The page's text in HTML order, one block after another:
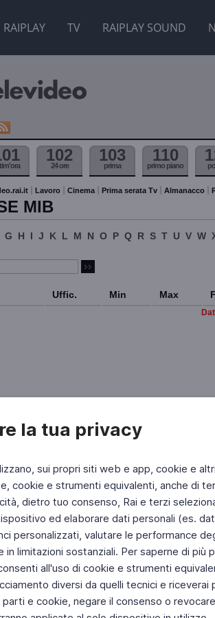
RAIPLAY TV RAIPLAY SOUND
la tua privacy
sui propri siti web e app, cookie e
cookie e strumenti equivalenti, anche di
dietro tuo consenso, Rai e terzi
ed elaborare dati personali (es.
personalizzati, valutare le performance
limitazioni sostanziali. Per saperne di più
all'uso di cookie e strumenti
diversi da quelli tecnici e riceverai
e cookie, negare il consenso o
102
24 ore
103
prima
110
primo piano
Lavoro Cinema Prima serata Tv Almanacco
MIB
G H I J K L M N O P Q R S T U V W
Uffic. Min Max
Fai di Televideo